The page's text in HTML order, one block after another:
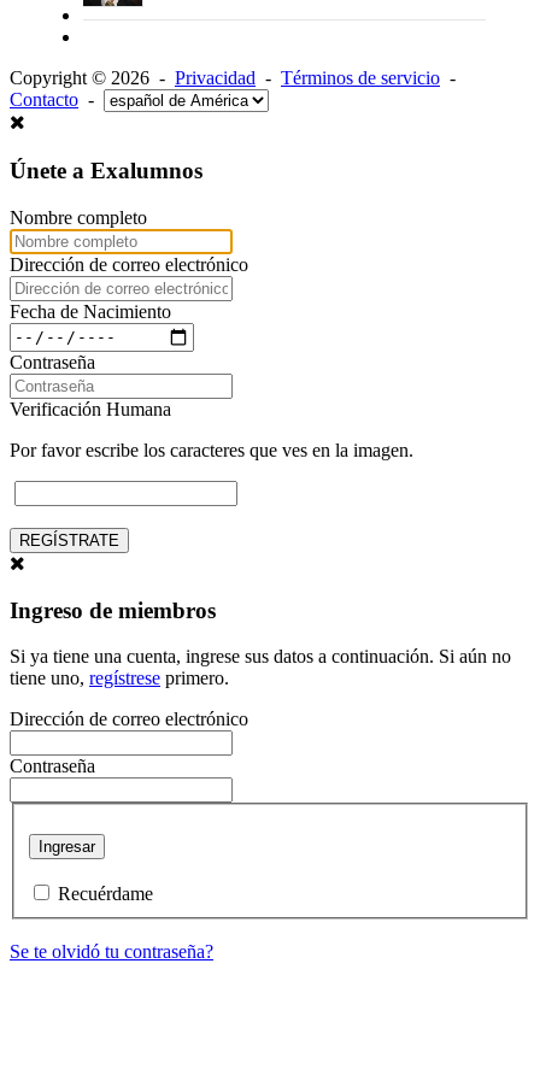
Copyright © 2026 - Privacidad - Términos de servicio -
Contacto -
Únete a Exalumnos
Nombre completo
Dirección de correo electrónico
Fecha de Nacimiento
Contraseña
Verificación Humana
Por favor escribe los caracteres que ves en la imagen.
REGÍSTRATE
Ingreso de miembros
Si ya tiene una cuenta, ingrese sus datos a continuación. Si aún no
tiene uno, regístrese primero.
Dirección de correo electrónico
Contraseña
Ingresar
Recuérdame
Se te olvidó tu contraseña?